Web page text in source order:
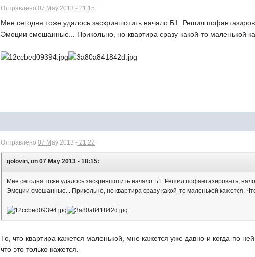
Отправлено07 May 2013 - 21:15
Мне сегодня тоже удалось заскриншотить начало Б1. Решил
Эмоции смешанные... Прикольно, но квартира сразу какой-то маленькой
Отправлено07 May 2013 - 21:22
golovin, on 07 May 2013 - 18:15:
Мне сегодня тоже удалось заскриншотить начало Б1. Решил пофантазировать,
Эмоции смешанные... Прикольно, но квартира сразу какой-то маленькой кажется.
То, что квартира кажется маленькой, мне кажется уже давно и когда по
что это только кажется.